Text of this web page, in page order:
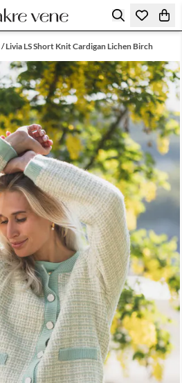
/Livia LS Short Knit Cardigan Lichen Birch